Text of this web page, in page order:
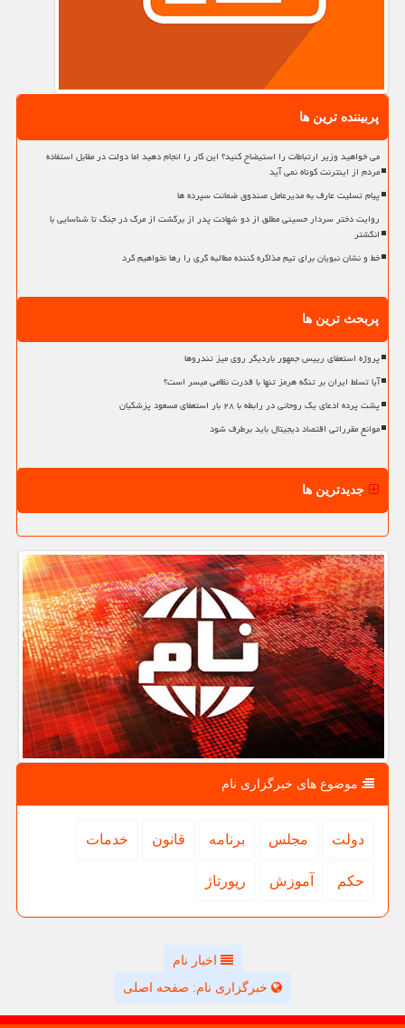
پربیننده ترین ها
می خواهید وزیر ارتباطات را استیضاح کنید؟ این کار را انجام دهید اما دولت در مقابل استفاده
مردم از اینترنت کوتاه نمی آید
پیام تسلیت عارف به مدیرعامل صندوق ضمانت سپرده ها
روایت دختر سردار حسینی مطلق از دو شهادت پدر از برگشت از مرگ در جنگ تا شناسایی با
انگشتر
خط و نشان نبویان برای تیم مذاکره کننده مطالبه گری را رها نخواهیم کرد
پربحث ترین ها
پروژه استعفای رییس جمهور باردیگر روی میز تندروها
آیا تسلط ایران بر تنگه هرمز تنها با قدرت نظامی میسر است؟
پشت پرده ادعای یک روحانی در رابطه با ۲۸ بار استعفای مسعود پزشکیان
موانع مقرراتی اقتصاد دیجیتال باید برطرف شود
جدیدترین ها
موضوع های خبرگزاری نام
دولت مجلس برنامه قانون خدمات
حكم آموزش رپورتاژ
اخبار نام
خبرگزاری نام: صفحه اصلی